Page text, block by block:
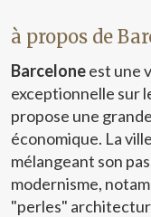
à propos de
Barceloneest une
exceptionnelle sur
propose une
économique. La
mélangeant son
modernisme,
"perles"